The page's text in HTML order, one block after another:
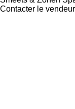
Contacter le vendeur